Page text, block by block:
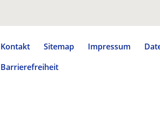
Kontakt Sitemap Impressum
Barrierefreiheit